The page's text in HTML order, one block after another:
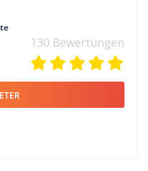
130 Bewertungen